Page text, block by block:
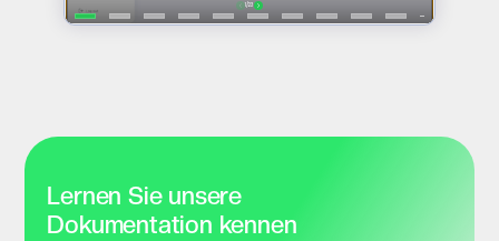
Lernen Sie unsere
Dokumentation kennen